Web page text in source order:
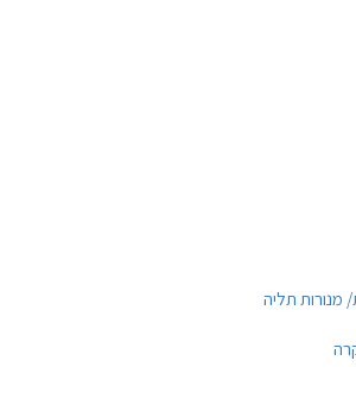
מנורות תליה